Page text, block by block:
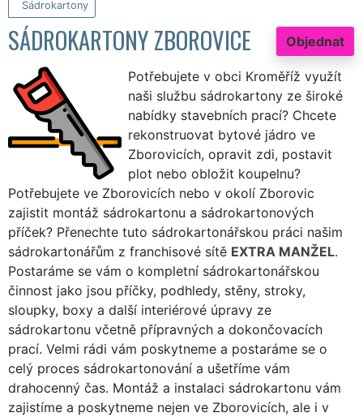
Sádrokartony
Objednat
SÁDROKARTONY ZBOROVICE
Potřebujete v obci Kroměříž využít
naši službu sádrokartony ze široké
nabídky stavebních prací? Chcete
rekonstruovat bytové jádro ve
Zborovicích, opravit zdi, postavit
plot nebo obložit koupelnu?
Potřebujete ve Zborovicích nebo v okolí Zborovic
zajistit montáž sádrokartonu a sádrokartonových
příček? Přenechte tuto sádrokartonářskou práci našim
sádrokartonářům z franchisové sítě EXTRA MANŽEL.
Postaráme se vám o kompletní sádrokartonářskou
činnost jako jsou příčky, podhledy, stěny, stroky,
sloupky, boxy a další interiérové úpravy ze
sádrokartonu včetně přípravných a dokončovacích
prací. Velmi rádi vám poskytneme a postaráme se o
celý proces sádrokartonování a ušetříme vám
drahocenný čas. Montáž a instalaci sádrokartonu vám
zajistíme a poskytneme nejen ve Zborovicích, ale i v